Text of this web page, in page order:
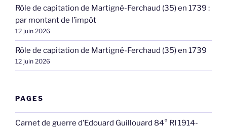
Rôle de capitation de Martigné-Ferchaud (35) en 1739 :
par montant de l’impôt
12 juin 2026
Rôle de capitation de Martigné-Ferchaud (35) en 1739
12 juin 2026
PAGES
Carnet de guerre d’Edouard Guillouard 84° RI 1914-